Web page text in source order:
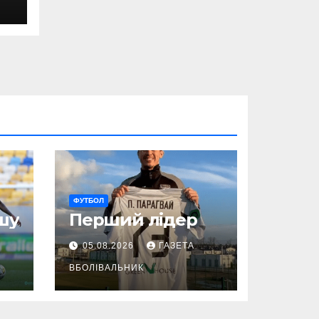
ФУТБОЛ
Перший лідер
05.08.2026 ГАЗЕТА
ВБОЛІВАЛЬНИК